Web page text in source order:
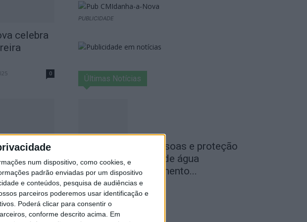
num dispositivo, como cookies, e
padrão enviadas por um dispositivo
e conteúdos, pesquisa de audiências e
parceiros poderemos usar identificação e
Poderá clicar para consentir o
conforme descrito acima. Em
celebra
0
de
PUBLICIDADE
Últimas Notícias
Segurança das pessoas e proteção
do abastecimento de água
justificam encerramento...
7 de Agosto, 2026